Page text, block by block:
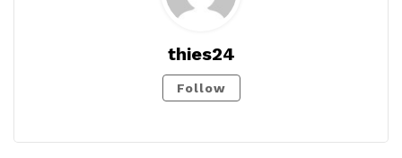
thies24
Follow